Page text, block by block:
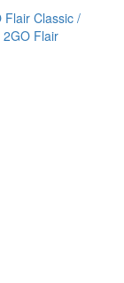
Flair Classic /
2GO Flair